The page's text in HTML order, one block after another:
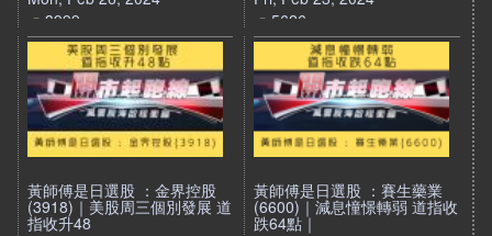
3999
5626
黃師傅是日選股 ：金界控股
(3918)｜美股周三個別發展 道
指收升48
黃師傅是日選股 ：賽生藥業
(6600)｜減息憧憬轉弱 道指收
跌64點｜